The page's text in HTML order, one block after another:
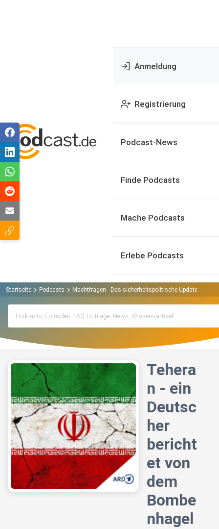
Anmeldung
Registrierung
Podcast-News
Finde Podcasts
Mache Podcasts
Erlebe Podcasts
Startseite Podcasts Machtfragen - Das sicherheitspolitische Update
Tehera
n - ein
Deutsc
her
bericht
et von
dem
Bombe
nhagel